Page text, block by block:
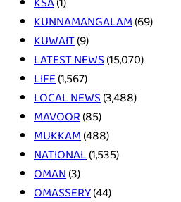
KUNNAMANGALAM(69)
KUWAIT(9)
LATEST NEWS(15,070)
LIFE(1,567)
LOCAL NEWS(3,488)
MAVOOR(85)
MUKKAM(488)
NATIONAL(1,535)
OMAN(3)
OMASSERY(44)